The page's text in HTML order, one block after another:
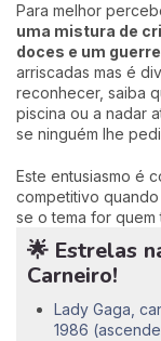
Para melhor
uma mistura de
doces e um
arriscadas mas é
reconhecer, saiba
piscina ou a nadar
se ninguém lhe
Este entusiasmo é
competitivo quando
se o tema for quem
🌟 Estrelas
Carneiro!
Lady Gaga,
1986